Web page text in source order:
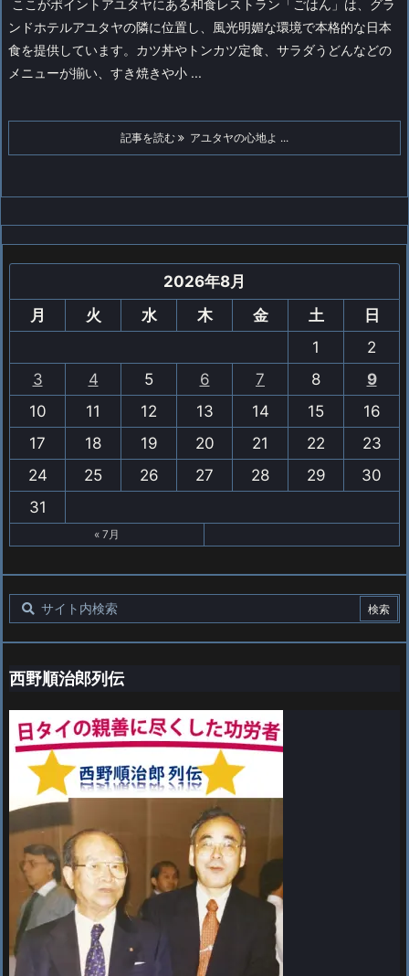
ここがポイント アユタヤにある和食レストラン「ごはん」は、グラ
ンドホテルアユタヤの隣に位置し、風光明媚な環境で本格的な日本
食を提供しています。カツ丼やトンカツ定食、サラダうどんなどの
メニューが揃い、すき焼きや小 ...
記事を読む アユタヤの心地よ ...
2026年8月
月
火 水 木 金 土
日
1
2
3
4 5 6 7 8
9
10
11 12 13 14 15
16
17
18 19 20 21 22
23
24
25 26 27 28 29
30
31
« 7月
西野順治郎列伝